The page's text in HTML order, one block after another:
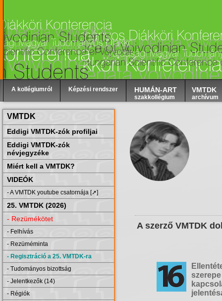
A kollégiumról Képzési rendszer HUMÁN-ART
szakkollégium
VMTDK
archívum
VMTDK
Eddigi VMTDK-zók profiljai
Eddigi VMTDK-zók
névjegyzéke
Miért kell a VMTDK?
VIDEÓK
- A VMTDK youtube csatornája [➚]
25. VMTDK (2026)
- Rezümékötet
- Felhívás
- Rezüméminta
- Regisztráció a 25. VMTDK-ra
- Tudományos bizottság
- Jelentkezők (14)
- Régiók
A szerző VMTDK